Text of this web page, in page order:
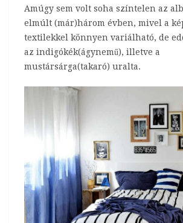
Amúgy sem volt soha színtelen az
elmúlt (már)három évben, mivel a
textilekkel könnyen variálható, de
az indigókék(ágynemű), illetve a
mustársárga(takaró) uralta.